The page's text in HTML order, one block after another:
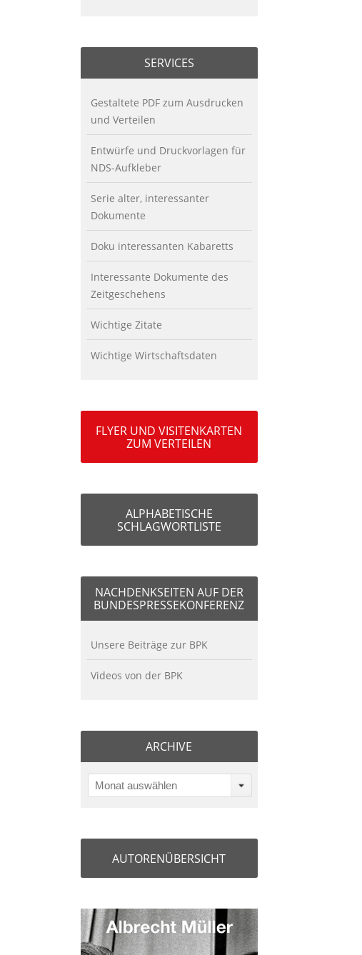
SERVICES
Gestaltete PDF zum Ausdrucken
und Verteilen
Entwürfe und Druckvorlagen für
NDS-Aufkleber
Serie alter, interessanter
Dokumente
Doku interessanten Kabaretts
Interessante Dokumente des
Zeitgeschehens
Wichtige Zitate
Wichtige Wirtschaftsdaten
FLYER UND VISITENKARTEN
ZUM VERTEILEN
ALPHABETISCHE
SCHLAGWORTLISTE
NACHDENKSEITEN AUF DER
BUNDESPRESSEKONFERENZ
Unsere Beiträge zur BPK
Videos von der BPK
ARCHIVE
Monat auswählen
AUTORENÜBERSICHT